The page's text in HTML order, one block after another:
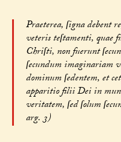
Praeterea, ſigna debent
veteris teſtamenti, quae
Chriſti, non fuerunt
ſecundum imaginariam
dominum ſedentem, et
apparitio filii Dei in
veritatem, ſed ſolum
arg. 3)